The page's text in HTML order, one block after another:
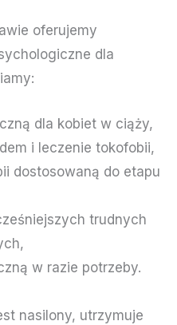
oferujemy
dla
dla kobiet w ciąży,
i leczenie tokofobii,
dostosowaną do etapu
trudnych
w razie potrzeby.
nasilony, utrzymuje